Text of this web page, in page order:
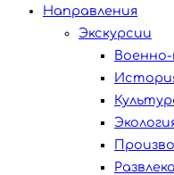
Направления
Экскурсии